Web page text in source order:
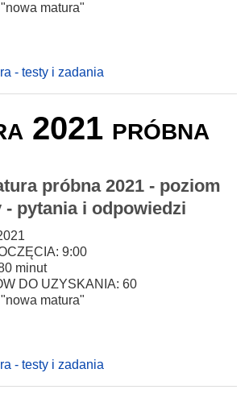
matura"
- testy i zadania
2021 próbna
próbna 2021 - poziom
- pytania i odpowiedzi
9:00
minut
DO UZYSKANIA: 60
matura"
- testy i zadania